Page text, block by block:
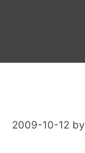
2009-10-12 by